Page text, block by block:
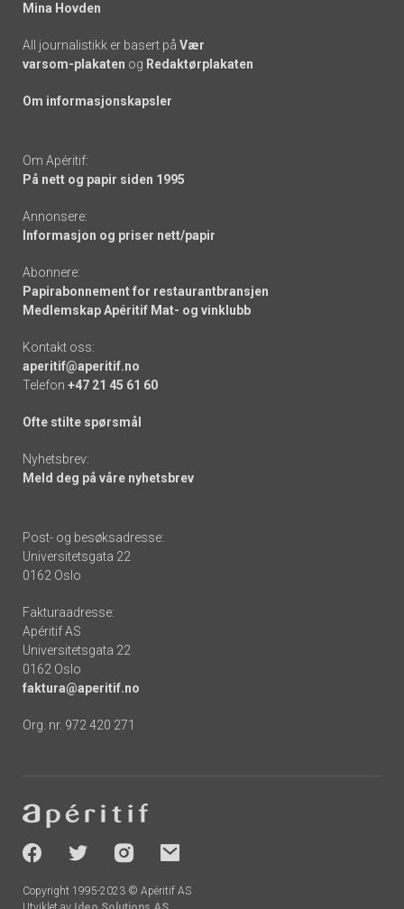
Mina Hovden
All journalistikk er basert på Vær
varsom-plakaten og Redaktørplakaten
Om informasjonskapsler
Om Apéritif:
På nett og papir siden 1995
Annonsere:
Informasjon og priser nett/papir
Abonnere:
Papirabonnement for restaurantbransjen
Medlemskap Apéritif Mat- og vinklubb
Kontakt oss:
aperitif@aperitif.no
Telefon +47 21 45 61 60
Ofte stilte spørsmål
Nyhetsbrev:
Meld deg på våre nyhetsbrev
Post- og besøksadresse:
Universitetsgata 22
0162 Oslo
Fakturaadresse:
Apéritif AS
Universitetsgata 22
0162 Oslo
faktura@aperitif.no
Org. nr. 972 420 271
-
socials
Copyright 1995-2023 © Apéritif AS